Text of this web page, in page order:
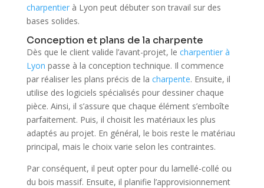
charpentierà Lyon peut débuter son travail sur des
bases solides.
Conception et plans de la charpente
Dès que le client valide l’avant-projet, le charpentier à
Lyon passe à la conception technique. Il commence
par réaliser les plans précis de la charpente. Ensuite, il
utilise des logiciels spécialisés pour dessiner chaque
pièce. Ainsi, il s’assure que chaque élément s’emboîte
parfaitement. Puis, il choisit les matériaux les plus
adaptés au projet. En général, le bois reste le matériau
principal, mais le choix varie selon les contraintes.
Par conséquent, il peut opter pour du lamellé-collé ou
du bois massif. Ensuite, il planifie l’approvisionnement